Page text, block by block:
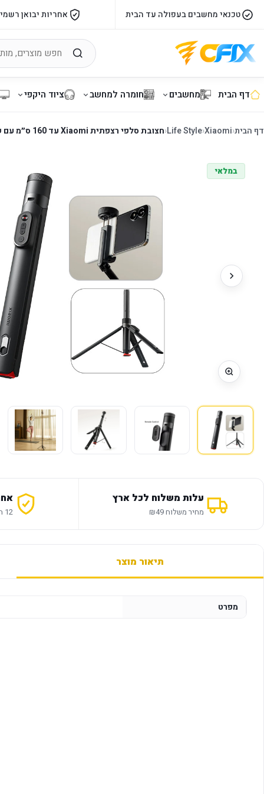
טכנאי מחשבים בעפולה עד הבית אחריות יבואן רשמי
דף הבית מחשבים חומרה למחשב ציוד היקפי
דף הבית‹
Xiaomi
‹
Life Style
‹חצובת סלפי רצפתית Xiaomi עד 160 ס״מ עם שלט Bluetooth
במלאי
עלות משלוח לכל ארץ
מחיר משלוח ₪49 12 חודשי אחריות
תיאור מוצר
מפרט